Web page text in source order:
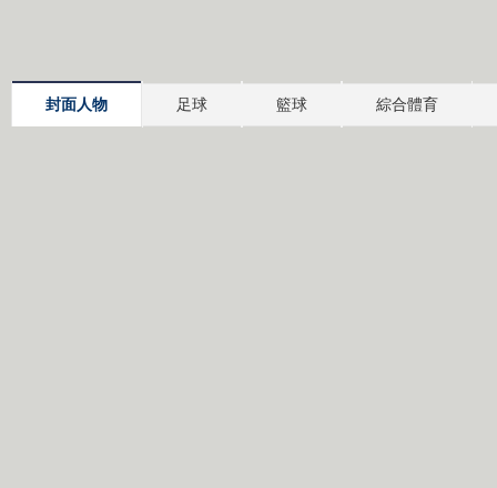
封面人物 足球 籃球 綜合體育